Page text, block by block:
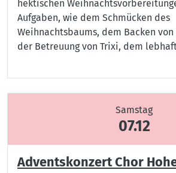
hektischen
Aufgaben, wie dem Schmücken des
Weihnachtsbaums, dem Backen
der Betreuung von Trixi, dem
Samstag
07.12
Adventskonzert Chor